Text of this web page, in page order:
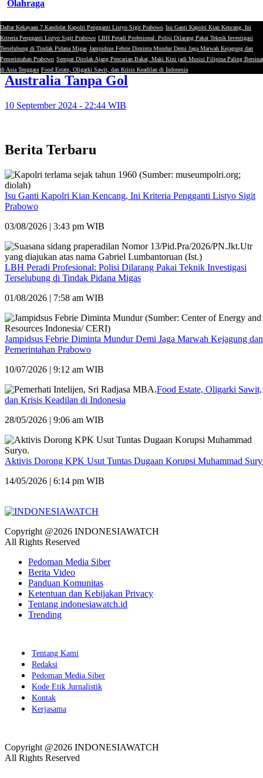
Olahraga
Daftar Kekayaan 7 Kandidat Kapolri Pengganti Listyo Sigit Prabowo Isu Ganti Kapolri Kian Kencang, Ini
Kriteria Pengganti Listyo Sigit Prabowo LBH Peradi Profesional: Polisi Dilarang Pakai Teknik Investigasi
Terselubung di Tindak Pidana Migas Jampidsus Febrie Diminta Mundur Demi Jaga Marwah Kejagung dan
Pemerintahan Prabowo Sempat Ditolak Ajang Pencarian Bakat, Maki Kini jadi Musisi Filipina Paling Bersinar
di Asia Tenggara Food Estate, Oligarki Sawit, dan Krisis Keadilan di Indonesia
Rizky Ridho
Laga Dramatis! Indonesia Imbangi
Australia Tanpa Gol
10 September 2024 - 22:44 WIB
Berita Terbaru
Isu Ganti Kapolri Kian Kencang, Ini Kriteria Pengganti Listyo Sigit
Prabowo
03/08/2026 | 3:43 pm WIB
LBH Peradi Profesional: Polisi Dilarang Pakai Teknik Investigasi
Terselubung di Tindak Pidana Migas
01/08/2026 | 7:58 am WIB
Jampidsus Febrie Diminta Mundur Demi Jaga Marwah Kejagung dan
Pemerintahan Prabowo
10/07/2026 | 9:12 am WIB
Food Estate, Oligarki Sawit,
dan Krisis Keadilan di Indonesia
28/05/2026 | 9:06 am WIB
Aktivis Dorong KPK Usut Tuntas Dugaan Korupsi Muhammad
14/05/2026 | 6:14 pm WIB
Copyright @2026 INDONESIAWATCH
All Rights Reserved
Pedoman Media Siber
Berita Video
Panduan Komunitas
Ketentuan dan Kebijakan Privacy
Tentang indonesiawatch.id
Trending
Tentang Kami
Redaksi
Pedoman Media Siber
Kode Etik Jurnalistik
Kontak
Kerjasama
Copyright @2026 INDONESIAWATCH
All Rights Reserved